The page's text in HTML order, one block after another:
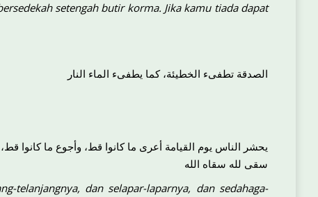
setengah butir korma. Jika kamu tiada dapat
الصدقة تطفىء الخطيئة، كما يطفىء الماء النار
يحشر الناس يوم القيامة أعرى ما كانوا قط، وأجوع ما كانوا
سقى لله سقاه الله
telanjangnya, dan selapar-laparnya, dan sedahaga-